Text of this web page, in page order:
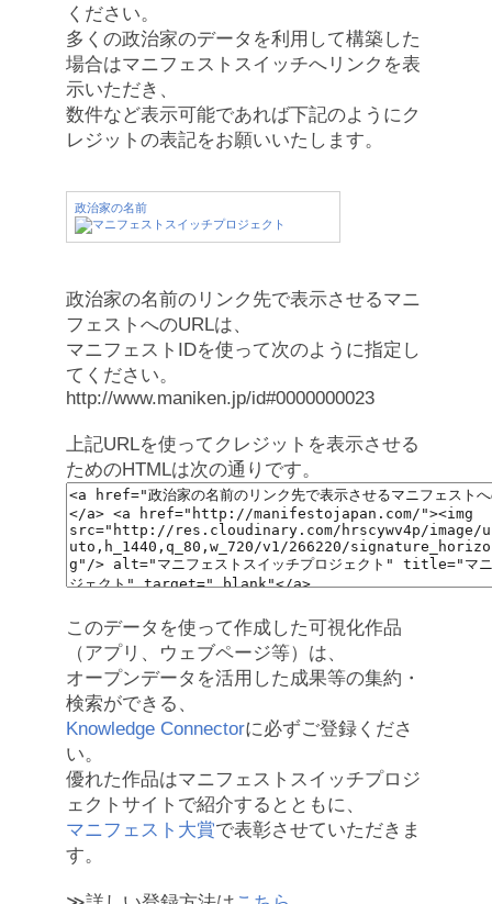
ください。
多くの政治家のデータを利用して構築した
場合はマニフェストスイッチへリンクを表
示いただき、
数件など表示可能であれば下記のようにク
レジットの表記をお願いいたします。
政治家の名前
政治家の名前のリンク先で表示させるマニ
フェストへのURLは、
マニフェストIDを使って次のように指定し
てください。
http://www.maniken.jp/id#0000000023
上記URLを使ってクレジットを表示させる
ためのHTMLは次の通りです。
このデータを使って作成した可視化作品
（アプリ、ウェブページ等）は、
オープンデータを活用した成果等の集約・
検索ができる、
Knowledge Connectorに必ずご登録くださ
い。
優れた作品はマニフェストスイッチプロジ
ェクトサイトで紹介するとともに、
マニフェスト大賞で表彰させていただきま
す。